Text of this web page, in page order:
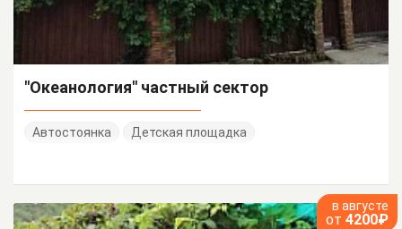
"Океанология" частный сектор
Автостоянка Детская площадка
в августе
от 4200₽